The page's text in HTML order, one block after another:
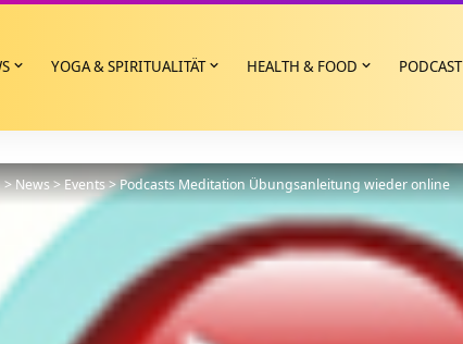
YOGA & SPIRITUALITÄT HEALTH & FOOD PODCAST
>News>Events>Podcasts Meditation Übungsanleitung wieder online